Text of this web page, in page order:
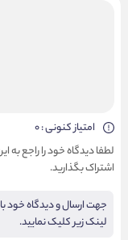
امتیاز کنونی : 0
لطفا دیدگاه خود را راجع به
اشتراک بگذارید.
جهت ارسال و دیدگاه خود
لینک زیر کلیک نمایید.